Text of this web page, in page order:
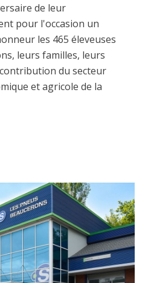
de leur
pour l'occasion un
les 465 éleveuses
leurs familles, leurs
du secteur
et agricole de la